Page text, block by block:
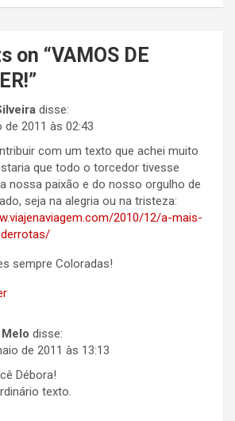
on “VAMOS DE
”
disse:
de 2011 às 02:43
com um texto que achei muito
que todo o torcedor tivesse
nossa paixão e do nosso orgulho de
seja na alegria ou na tristeza:
2010/12/a-mais-
sempre Coloradas!
disse:
de 2011 às 13:13
Débora!
texto.